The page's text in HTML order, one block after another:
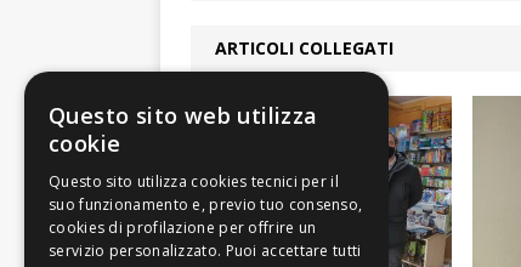
ARTICOLI COLLEGATI
Questo sito web utilizza
cookie